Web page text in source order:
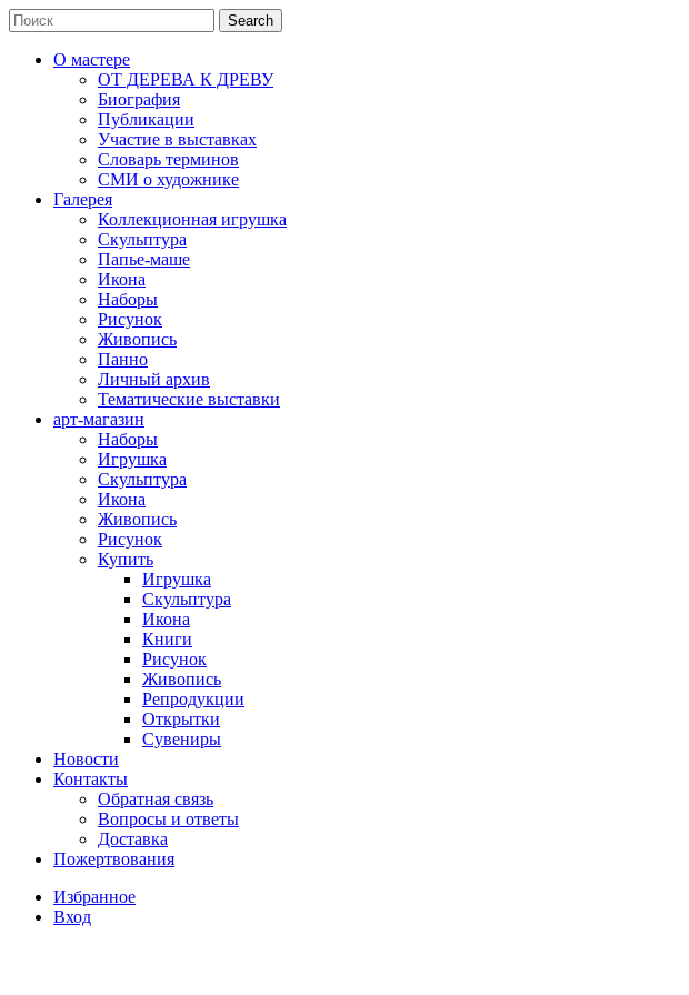
Search
for:
Search
О мастере
ОТ ДЕРЕВА К ДРЕВУ
Биография
Публикации
Участие в выставках
Словарь терминов
СМИ о художнике
Галерея
Коллекционная игрушка
Скульптура
Папье-маше
Икона
Наборы
Рисунок
Живопись
Панно
Личный архив
Тематические выставки
арт-магазин
Наборы
Игрушка
Скульптура
Икона
Живопись
Рисунок
Купить
Игрушка
Скульптура
Икона
Книги
Рисунок
Живопись
Репродукции
Открытки
Сувениры
Новости
Контакты
Обратная связь
Вопросы и ответы
Доставка
Пожертвования
Избранное
Вход